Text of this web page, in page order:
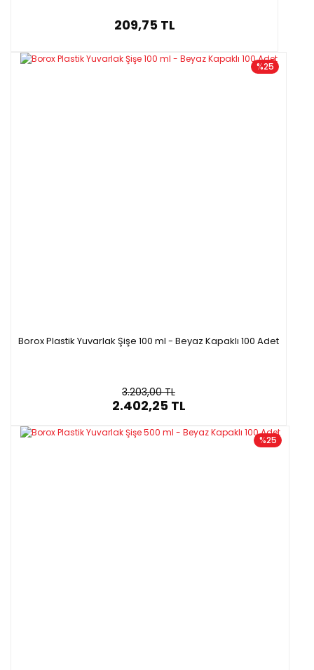
209,75 TL
%25
Borox Plastik Yuvarlak Şişe 100 ml - Beyaz Kapaklı 100 Adet
3.203,00 TL
2.402,25 TL
%25